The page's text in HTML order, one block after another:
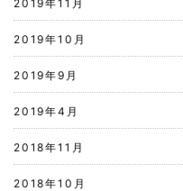
2019年11月
2019年10月
2019年9月
2019年4月
2018年11月
2018年10月